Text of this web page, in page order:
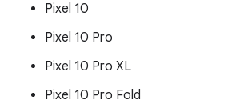
Pixel 10
Pixel 10 Pro
Pixel 10 Pro XL
Pixel 10 Pro Fold